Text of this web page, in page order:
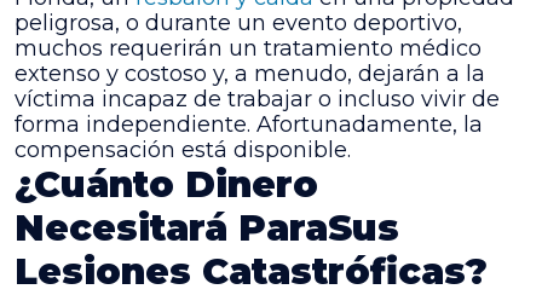
peligrosa, o durante un evento deportivo,
muchos requerirán un tratamiento médico
extenso y costoso y, a menudo, dejarán a la
víctima incapaz de trabajar o incluso vivir de
forma independiente. Afortunadamente, la
compensación está disponible.
¿Cuánto Dinero
Necesitará ParaSus
Lesiones Catastróficas?